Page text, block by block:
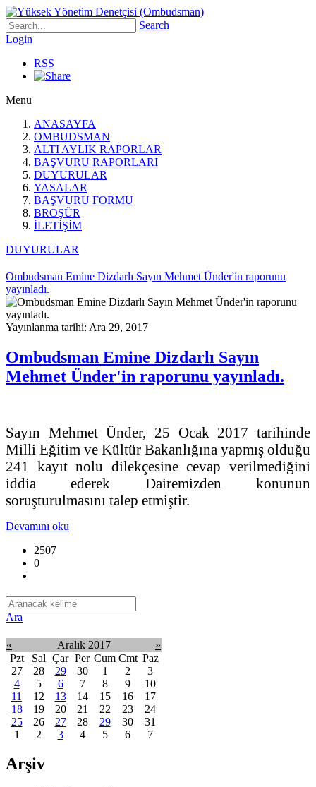
Search
Login
RSS
Menu
ANASAYFA
OMBUDSMAN
ALTI AYLIK RAPORLAR
BAŞVURU RAPORLARI
DUYURULAR
YASALAR
BAŞVURU FORMU
BROŞÜR
İLETİŞİM
DUYURULAR
Ombudsman Emine Dizdarlı Sayın Mehmet Ünder'in raporunu
yayınladı.
Yayınlanma tarihi: Ara 29, 2017
Ombudsman Emine Dizdarlı Sayın
Mehmet Ünder'in raporunu yayınladı.
Sayın Mehmet Ünder, 25 Ocak 2017 tarihinde
Milli Eğitim ve Kültür Bakanlığına yapmış olduğu
241 kayıt nolu dilekçesine cevap verilmediğini
iddia ederek Dairemizden konunun
soruşturulmasını talep etmiştir.
Devamını oku
2507
0
Ara
« Aralık 2017
»
Pzt
Sal Çar Per Cum Cmt Paz
27
28 29 30 1 2
3
4
5 6 7 8 9
10
11
12 13 14 15 16
17
18
19 20 21 22 23
24
25
26 27 28 29 30
31
1
2 3 4 5 6 7
Arşiv